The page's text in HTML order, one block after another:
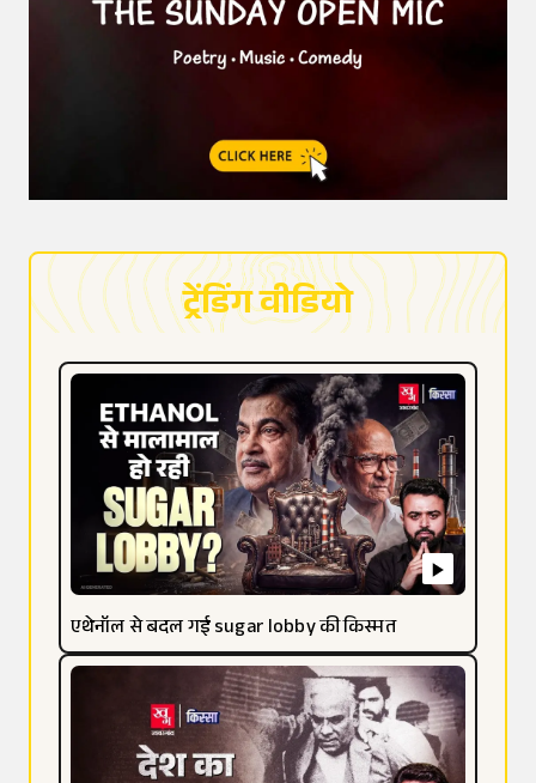
ट्रेंडिंग वीडियो
एथेनॉल से बदल गई sugar lobby की किस्मत